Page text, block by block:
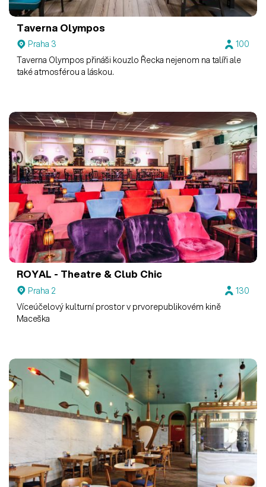
Taverna Olympos
Praha 3
100
Taverna Olympos přináši kouzlo Řecka nejenom na talíři ale
také atmosférou a láskou.
ROYAL - Theatre & Club Chic
Praha 2
130
Víceúčelový kulturní prostor v prvorepublikovém kině
Maceška